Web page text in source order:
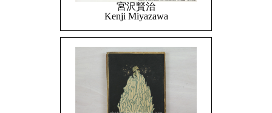
宮沢賢治
Kenji Miyazawa